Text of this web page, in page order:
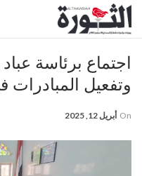
اجتماع برئاسة
وتفعيل المبادرات
On أبريل 12, 2025